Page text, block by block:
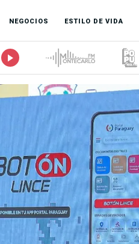
NEGOCIOS ESTILO DE VIDA